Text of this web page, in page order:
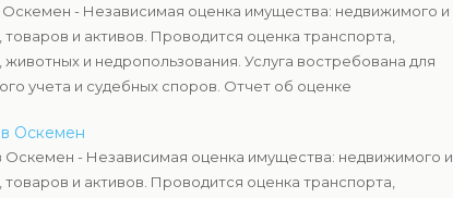
- Независимая оценка имущества: недвижимого и
и активов. Проводится оценка транспорта,
и недропользования. Услуга востребована для
учета и судебных споров. Отчет об оценке
Оскемен
- Независимая оценка имущества: недвижимого и
и активов. Проводится оценка транспорта,